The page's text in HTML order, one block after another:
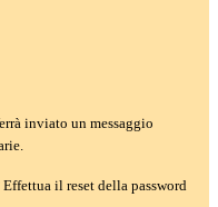
inviato un messaggio
il reset della password